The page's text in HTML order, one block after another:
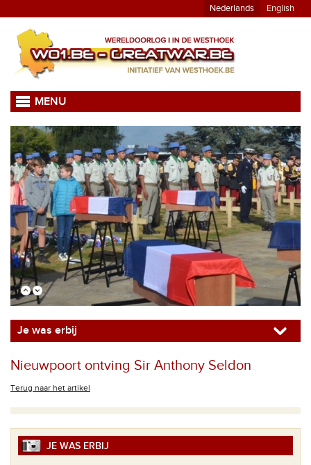
Nederlands English
MENU
Je was erbij
Nieuwpoort ontving Sir Anthony Seldon
Terug naar het artikel
JE WAS ERBIJ